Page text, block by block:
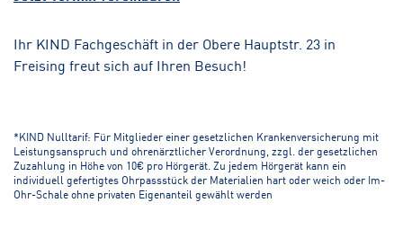
Ihr KIND Fachgeschäft in der Obere Hauptstr. 23 in
Freising freut sich auf Ihren Besuch!
*KIND Nulltarif: Für Mitglieder einer gesetzlichen Krankenversicherung mit
Leistungsanspruch und ohrenärztlicher Verordnung, zzgl. der gesetzlichen
Zuzahlung in Höhe von 10€ pro Hörgerät. Zu jedem Hörgerät kann ein
individuell gefertigtes Ohrpassstück der Materialien hart oder weich oder Im-
Ohr-Schale ohne privaten Eigenanteil gewählt werden